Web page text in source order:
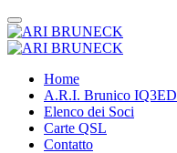
Home
A.R.I. Brunico IQ3ED
Elenco dei Soci
Carte QSL
Contatto